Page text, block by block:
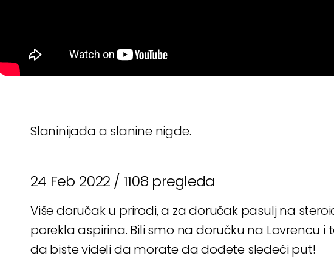
Slaninijada a slanine nigde.
24 Feb 2022 / 1108 pregleda
Više doručak u prirodi, a za doručak pasulj na
porekla aspirina. Bili smo na doručku na Lovrencu
da biste videli da morate da dođete sledeći put!